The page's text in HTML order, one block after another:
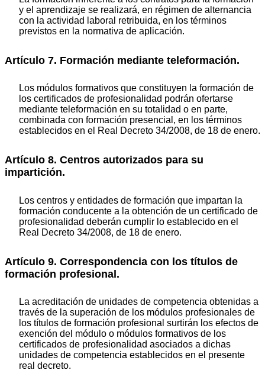
y el aprendizaje se realizará, en régimen de alternancia
con la actividad laboral retribuida, en los términos
previstos en la normativa de aplicación.
Artículo 7. Formación mediante teleformación.
Los módulos formativos que constituyen la formación de
los certificados de profesionalidad podrán ofertarse
mediante teleformación en su totalidad o en parte,
combinada con formación presencial, en los términos
establecidos en el Real Decreto 34/2008, de 18 de enero.
Artículo 8. Centros autorizados para su
impartición.
Los centros y entidades de formación que impartan la
formación conducente a la obtención de un certificado de
profesionalidad deberán cumplir lo establecido en el
Real Decreto 34/2008, de 18 de enero.
Artículo 9. Correspondencia con los títulos de
formación profesional.
La acreditación de unidades de competencia obtenidas a
través de la superación de los módulos profesionales de
los títulos de formación profesional surtirán los efectos de
exención del módulo o módulos formativos de los
certificados de profesionalidad asociados a dichas
unidades de competencia establecidos en el presente
real decreto.